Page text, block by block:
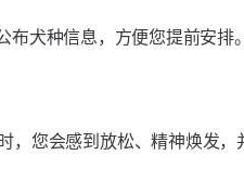
布犬种信息，方便您提前安排
，您会感到放松、精神焕发，